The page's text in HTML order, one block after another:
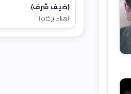
(ضيف شرف)
(هناء بركات)